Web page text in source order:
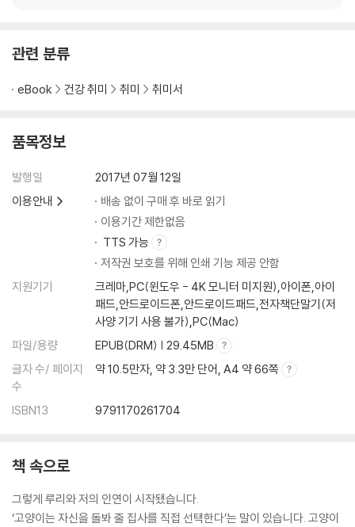
따뜻한 곳은 좋아하지만 뜨거운 음식은 못 먹어
까칠한 데엔 이유가 있다
나의 푹신함을 확인할 기회! 꾹꾹이
오드아이 고양이에 대한 오해
내 고양이의 혈액형은 무엇일까?
털털한 일상에 익숙해지기
집 나가는 동거묘 단속하기
<더 알아두라냥> #고양이 수염/ 발톱 자르기/ 하부요로계 질환 관리/ 고
양이의 생리/ 고양이의 수혈 등
chapter5. 반려묘와 집사, 우리가 함께 살아간다는 것
고양이는 잘 안 아프던데요?
고양이 집사는 사회성이 떨어진다구요?
고양이도 외롭습니다
내 고양이는 충분히 놀고 있을까?
고양이의 행복을 위한 환경풍부화를 알아두세요
고양이와의 이별, 안락사, 그리고 펫로스 증후군
풍부화/ 펫로스 등
관련 분류
eBook 건강 취미 취미 취미서
품목정보
발행일
2017년 07월 12일
이용안내
배송 없이 구매 후 바로 읽기
이용기간 제한없음
TTS 가능
저작권 보호를 위해 인쇄 기능 제공 안함
지원기기
크레마,PC(윈도우 - 4K 모니터 미지원),아이폰,아이
패드,안드로이드폰,안드로이드패드,전자책단말기(저
사양 기기 사용 불가),PC(Mac)
파일/용량
EPUB(DRM) | 29.45MB
글자 수/ 페이지
수
약 10.5만자, 약 3.3만 단어, A4 약 66쪽
ISBN13 9791170261704
책 속으로
그렇게 루리와 저의 인연이 시작됐습니다.
‘고양이는 자신을 돌봐 줄 집사를 직접 선택한다’는 말이 있습니다. 고양이